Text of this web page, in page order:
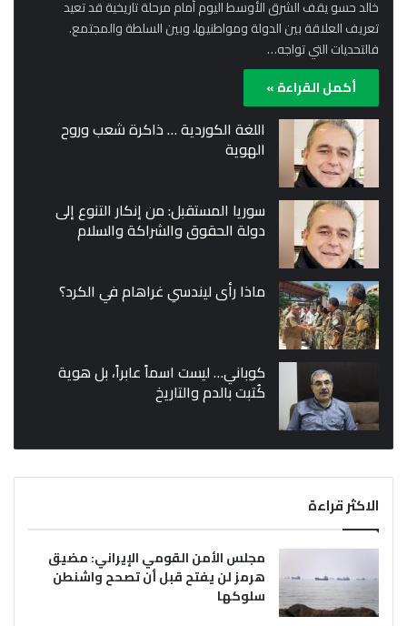
خالد حسو يقف الشرق الأوسط اليوم أمام مرحلة تاريخية قد تعيد
تعريف العلاقة بين الدولة ومواطنيها، وبين السلطة والمجتمع.
فالتحديات التي تواجه…
أكمل القراءة »
اللغة الكوردية … ذاكرة شعب وروح
الهوية
سوريا المستقبل: من إنكار التنوع إلى
دولة الحقوق والشراكة والسلام
ماذا رأى ليندسي غراهام في الكرد؟
كوباني… ليست اسماً عابراً، بل هوية
كُتبت بالدم والتاريخ
الاكثر قراءة
مجلس الأمن القومي الإيراني: مضيق
هرمز لن يفتح قبل أن تصحح واشنطن
سلوكها